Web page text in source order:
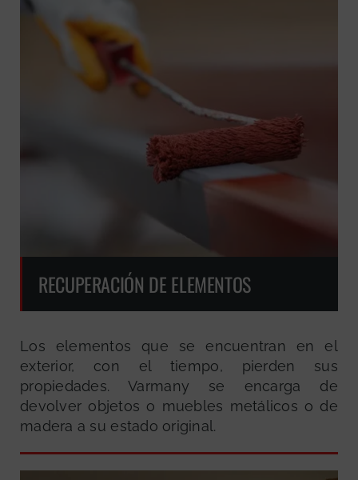
RECUPERACIÓN DE ELEMENTOS
Los elementos que se encuentran en el
exterior, con el tiempo, pierden sus
propiedades. Varmany se encarga de
devolver objetos o muebles metálicos o de
madera a su estado original.